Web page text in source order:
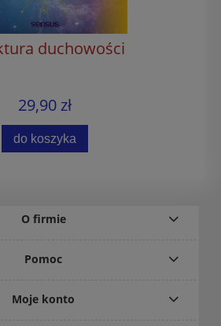
duchowości
29,90 zł
do koszyka
O firmie
Pomoc
Moje konto